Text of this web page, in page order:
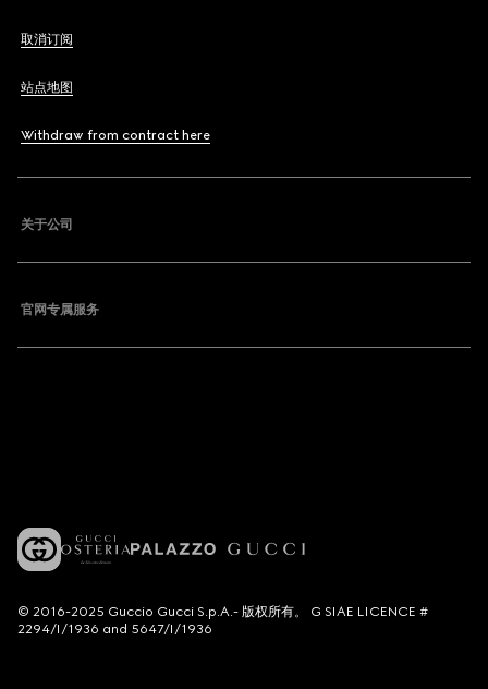
取消订阅
站点地图
Withdraw from contract here
关于公司
官网专属服务
© 2016-2025 Guccio Gucci S.p.A.- 版权所有。 G SIAE LICENCE #
2294/I/1936 and 5647/I/1936